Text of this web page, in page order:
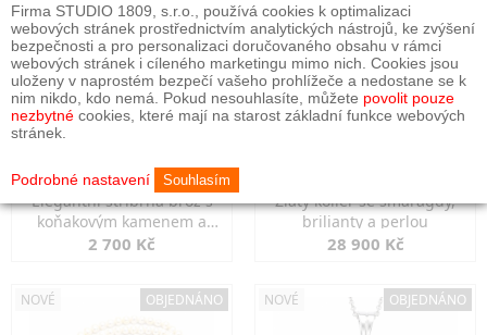
Elegantní stříbrná brož s
koňakovým kamenem a
markazity
2 700 Kč
Zlatý kolier se smaragdy,
brilianty a perlou
28 900 Kč
NOVÉ OBJEDNÁNO NOVÉ OBJEDNÁNO
Firma STUDIO 1809, s.r.o., používá cookies k optimalizaci
webových stránek prostřednictvím analytických nástrojů, ke zvýšení
bezpečnosti a pro personalizaci doručovaného obsahu v rámci
webových stránek i cíleného marketingu mimo nich. Cookies jsou
uloženy v naprostém bezpečí vašeho prohlížeče a nedostane se k
nim nikdo, kdo nemá. Pokud nesouhlasíte, můžete povolit pouze
nezbytné cookies, které mají na starost základní funkce webových
stránek.
Podrobné nastavení Souhlasím